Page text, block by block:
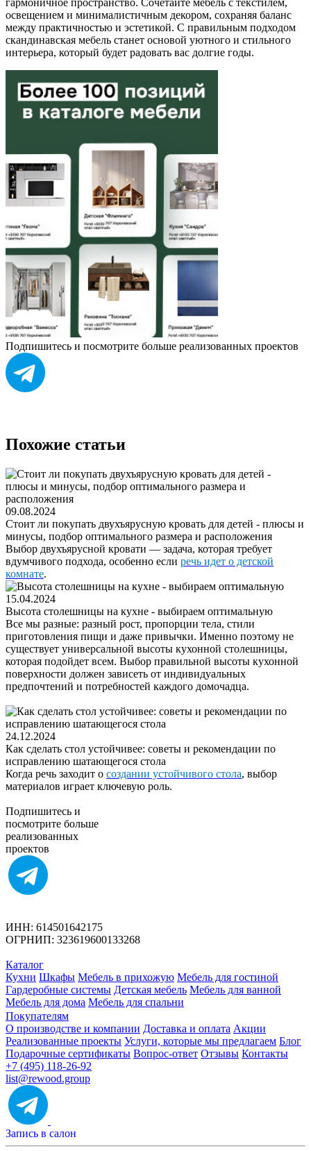
освещением и минималистичным декором, сохраняя баланс
между практичностью и эстетикой. С правильным подходом
скандинавская мебель станет основой уютного и стильного
интерьера, который будет радовать вас долгие годы.
Подпишитесь и посмотрите больше реализованных проектов
Похожие статьи
09.08.2024
Стоит ли покупать двухъярусную кровать для детей - плюсы и
минусы, подбор оптимального размера и расположения
Выбор двухъярусной кровати — задача, которая требует
вдумчивого подхода, особенно если речь идет о детской
комнате.
15.04.2024
Высота столешницы на кухне - выбираем оптимальную
Все мы разные: разный рост, пропорции тела, стили
приготовления пищи и даже привычки. Именно поэтому не
существует универсальной высоты кухонной столешницы,
которая подойдет всем. Выбор правильной высоты кухонной
поверхности должен зависеть от индивидуальных
предпочтений и потребностей каждого домочадца.
24.12.2024
Как сделать стол устойчивее: советы и рекомендации по
исправлению шатающегося стола
Когда речь заходит о создании устойчивого стола, выбор
материалов играет ключевую роль.
Подпишитесь и
посмотрите больше
реализованных
проектов
ИНН: 614501642175
ОГРНИП: 323619600133268
Каталог
Кухни Шкафы Мебель в прихожую Мебель для гостиной
Гардеробные системы Детская мебель Мебель для ванной
Мебель для дома Мебель для спальни
Покупателям
О производстве и компании Доставка и оплата Акции
Реализованные проекты Услуги, которые мы предлагаем Блог
Подарочные сертификаты Вопрос-ответ Отзывы Контакты
+7 (495) 118-26-92
list@rewood.group
Запись в салон